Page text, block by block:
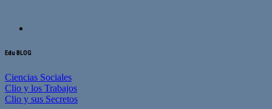
Edu BLOG
Ciencias Sociales
Clio y los Trabajos
Clio y sus Secretos